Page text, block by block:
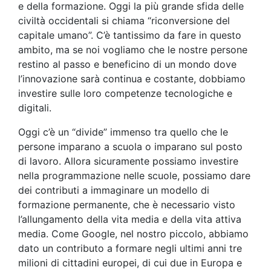
e della formazione. Oggi la più grande sfida delle
civiltà occidentali si chiama “riconversione del
capitale umano”. C’è tantissimo da fare in questo
ambito, ma se noi vogliamo che le nostre persone
restino al passo e beneficino di un mondo dove
l’innovazione sarà continua e costante, dobbiamo
investire sulle loro competenze tecnologiche e
digitali.
Oggi c’è un “divide” immenso tra quello che le
persone imparano a scuola o imparano sul posto
di lavoro. Allora sicuramente possiamo investire
nella programmazione nelle scuole, possiamo dare
dei contributi a immaginare un modello di
formazione permanente, che è necessario visto
l’allungamento della vita media e della vita attiva
media. Come Google, nel nostro piccolo, abbiamo
dato un contributo a formare negli ultimi anni tre
milioni di cittadini europei, di cui due in Europa e